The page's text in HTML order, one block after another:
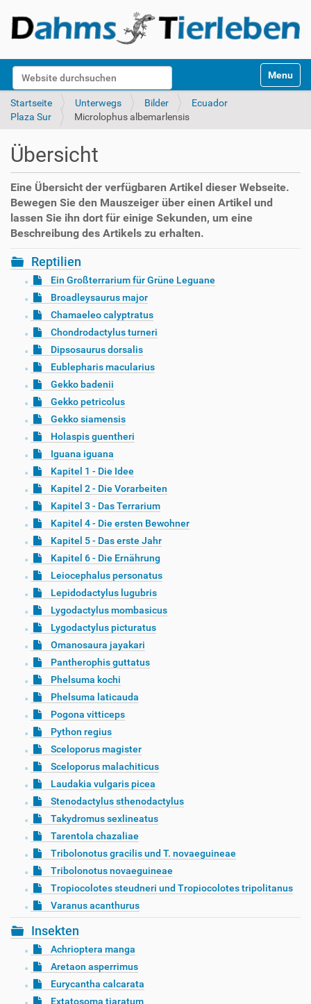
Website durchsuchen
k
Toggle
Startseite Unterwegs Bilder
Ecuador
Plaza Sur
Microlophus albemarlensis
Übersicht
Eine Übersicht der verfügbaren Artikel dieser Webseite.
Bewegen Sie den Mauszeiger über einen Artikel und
lassen Sie ihn dort für einige Sekunden, um eine
Beschreibung des Artikels zu erhalten.
Reptilien
Ein Großterrarium für Grüne Leguane
Broadleysaurus major
Chamaeleo calyptratus
Chondrodactylus turneri
Dipsosaurus dorsalis
Eublepharis macularius
Gekko badenii
Gekko petricolus
Gekko siamensis
Holaspis guentheri
Iguana iguana
Kapitel 1 - Die Idee
Kapitel 2 - Die Vorarbeiten
Kapitel 3 - Das Terrarium
Kapitel 4 - Die ersten Bewohner
Kapitel 5 - Das erste Jahr
Kapitel 6 - Die Ernährung
Leiocephalus personatus
Lepidodactylus lugubris
Lygodactylus mombasicus
Lygodactylus picturatus
Omanosaura jayakari
Pantherophis guttatus
Phelsuma kochi
Phelsuma laticauda
Pogona vitticeps
Python regius
Sceloporus magister
Sceloporus malachiticus
Laudakia vulgaris picea
Stenodactylus sthenodactylus
Takydromus sexlineatus
Tarentola chazaliae
Tribolonotus gracilis und T. novaeguineae
Tribolonotus novaeguineae
Tropiocolotes steudneri und Tropiocolotes tripolitanus
Varanus acanthurus
Insekten
Achrioptera manga
Aretaon asperrimus
Eurycantha calcarata
Extatosoma tiaratum